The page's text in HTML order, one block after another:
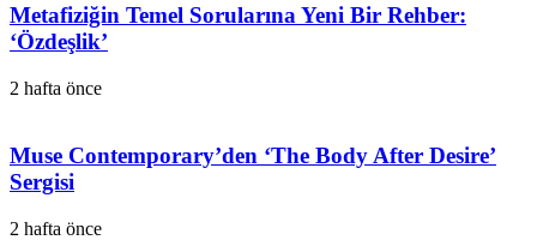
Metafiziğin Temel Sorularına Yeni Bir Rehber:
‘Özdeşlik’
2 hafta önce
Muse Contemporary’den ‘The Body After Desire’
Sergisi
2 hafta önce